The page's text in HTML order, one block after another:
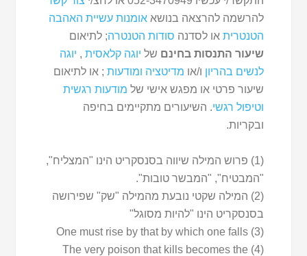
להרשמה להרצאה בנושאאומנות עשיית האהבה
הטנטרית או לסדנה סודות הטנטרה; לתיאום
שיעור התנסות בחינם של יוגה קלאסית , יוגה
לנשים בהריון ו/או מדיטציה ומודעות ; או לתיאום
שיעור פרטי או מפגש אישי של מודעות רגשית
וטיפול רגשי. השיעורים מתקיימים בחיפה
ובקריות.
(1) פרוש המילה שיווה בסנסקריט הינו "המצליח",
"המבטיח", "המבשר טובות".
(2) המילה שקטי נובעת מהמילה "שק" שפירושה
בסנסקריט הינו "להיות מסוגל"
(3) One must rise by that by which one falls
(4) The very poison that kills becomes the